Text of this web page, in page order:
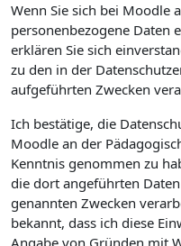
Wenn Sie sich bei Moodle
personenbezogene Daten
erklären Sie sich
zu den in der
aufgeführten Zwecken
Ich bestätige, die
Moodle an der
Kenntnis genommen zu
die dort angeführten
genannten Zwecken
bekannt, dass ich diese
Angabe von Gründen mit